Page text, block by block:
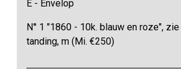
E - Envelop
N° 1 "1860 - 10k. blauw en roze",
tanding, m (Mi. €250)